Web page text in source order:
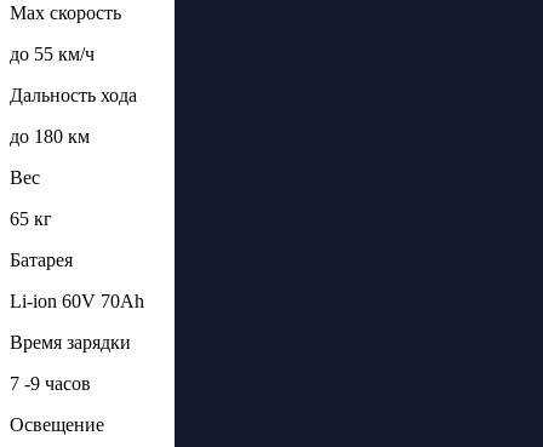
Max скорость
до 55 км/ч
Дальность хода
до 180 км
Вес
65 кг
Батарея
Li-ion 60V 70Ah
Время зарядки
7 -9 часов
Освещение